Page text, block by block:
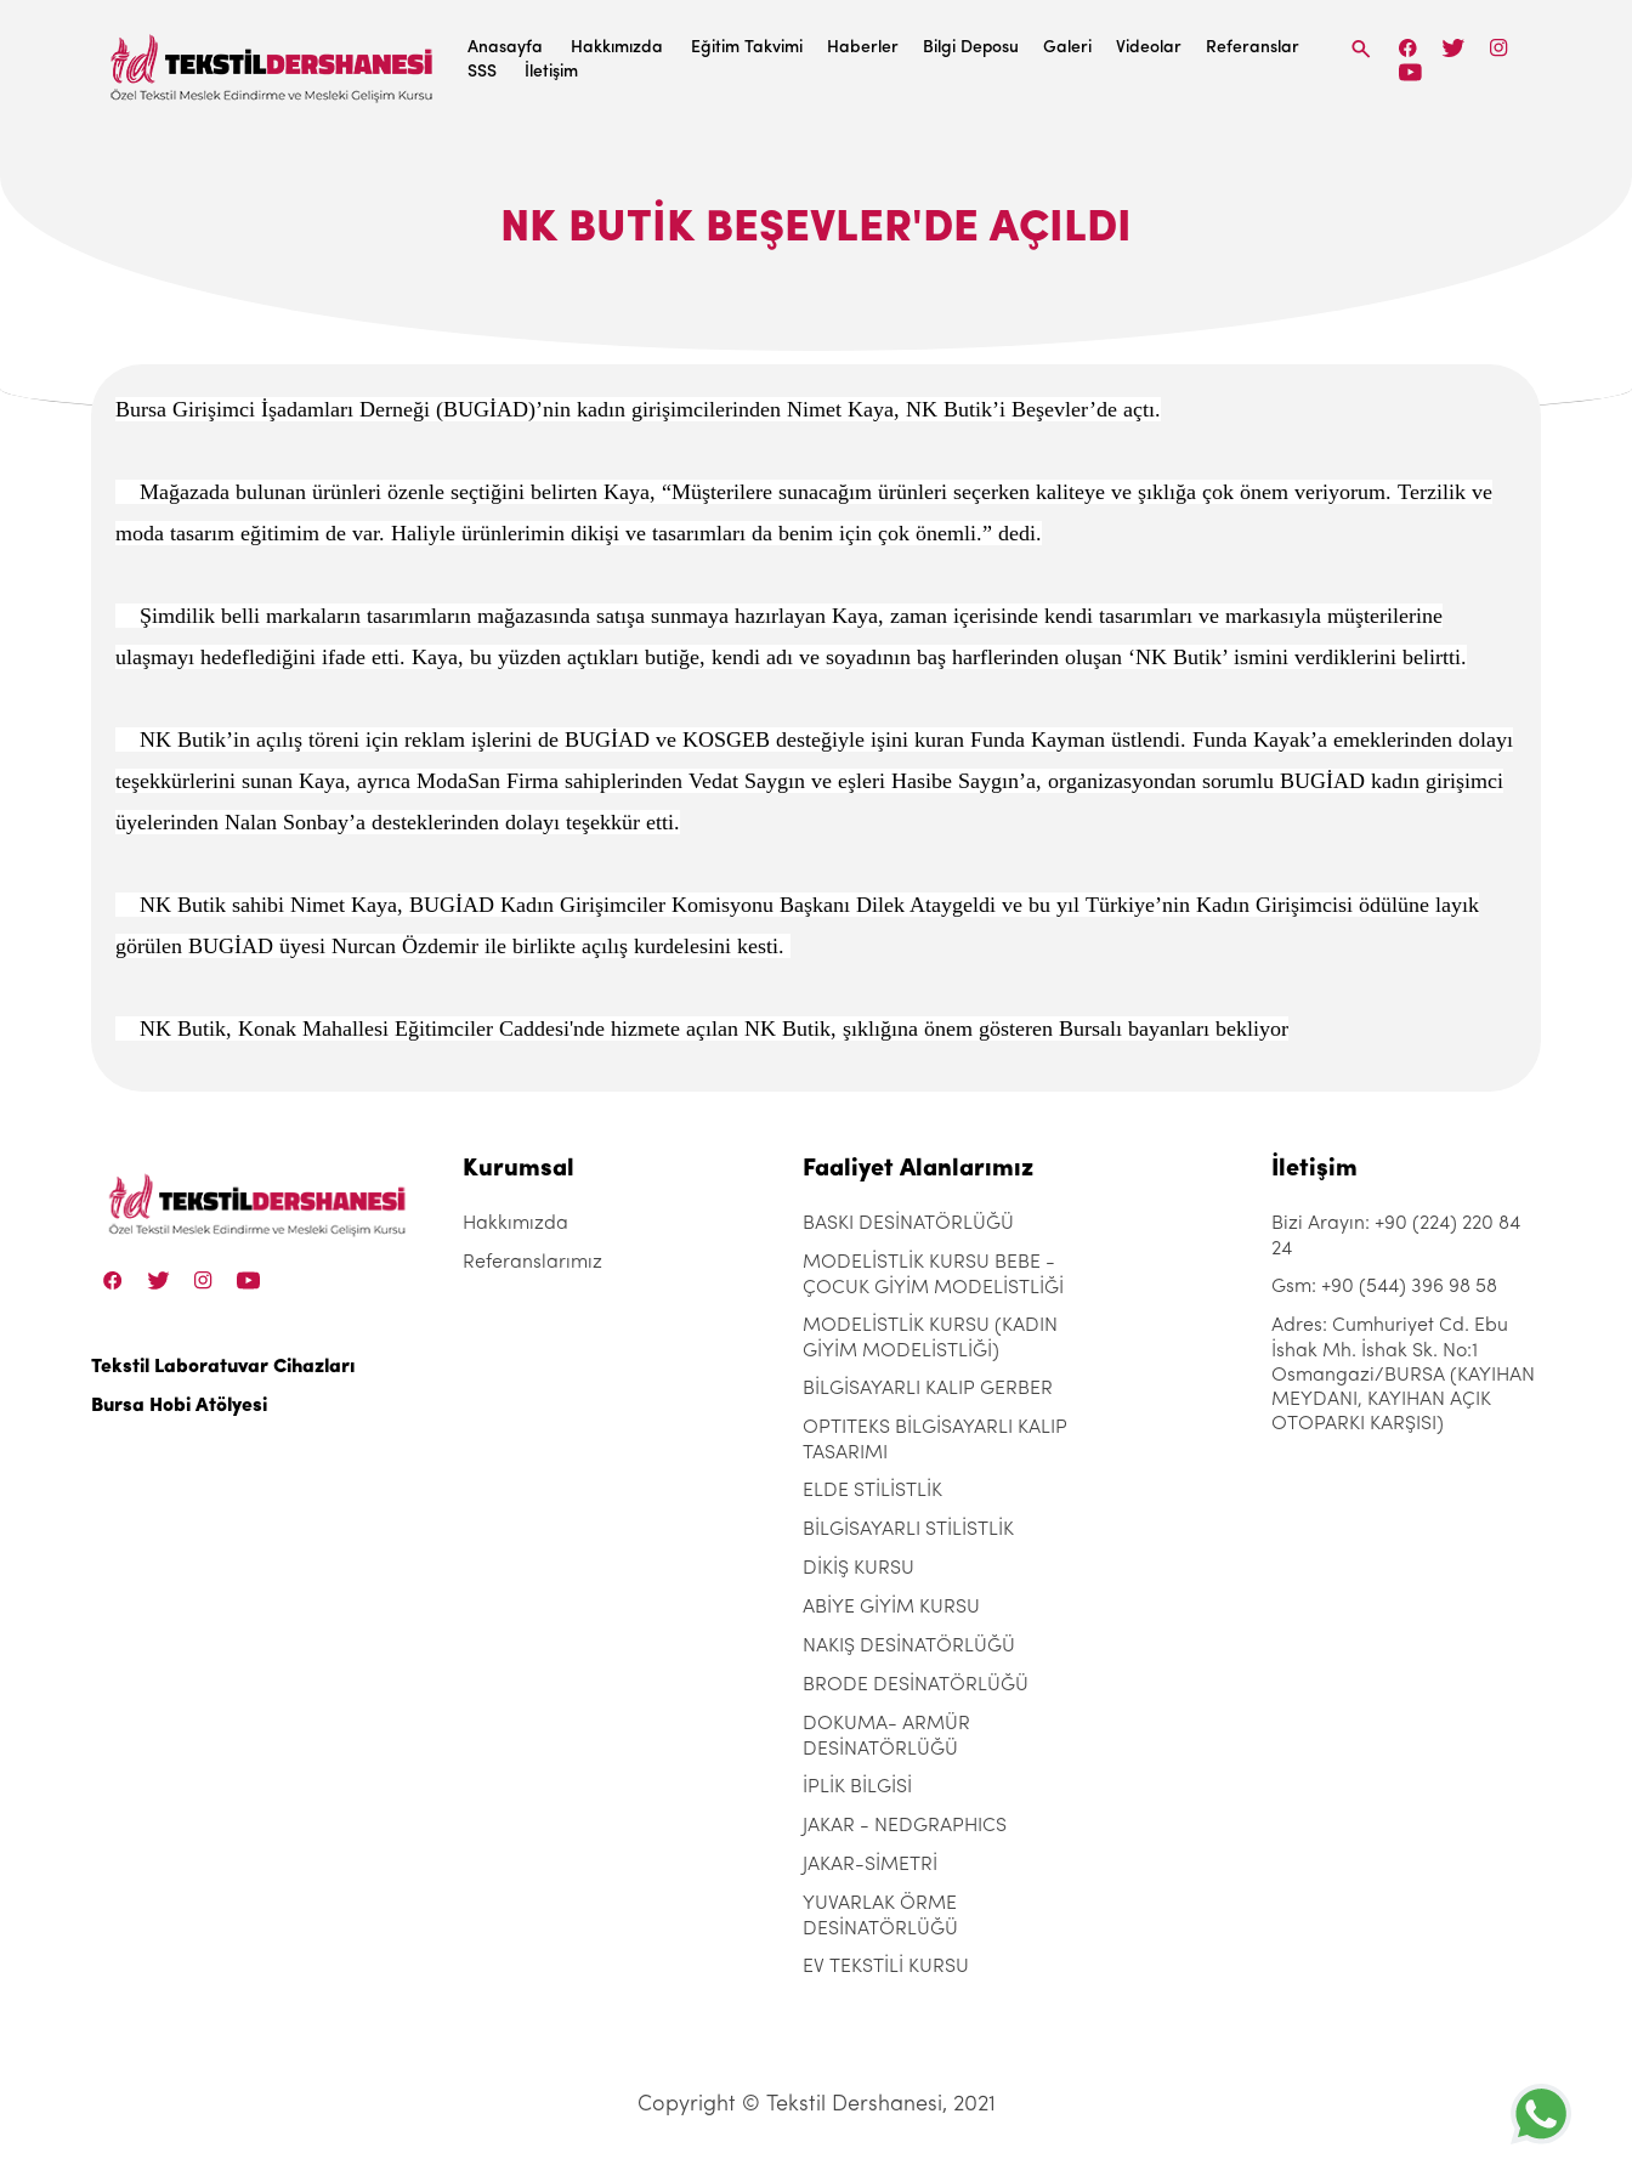
Anasayfa Hakkımızda Eğitim Takvimi Haberler Bilgi Deposu Galeri Videolar
Referanslar
SSS
İletişim
NK BUTİK BEŞEVLER'DE AÇILDI
Bursa Girişimci İşadamları Derneği (BUGİAD)’nin kadın girişimcilerinden Nimet Kaya, NK Butik’i Beşevler’de açtı.
Mağazada bulunan ürünleri özenle seçtiğini belirten Kaya, “Müşterilere sunacağım ürünleri seçerken kaliteye ve şıklığa çok önem veriyorum. Terzilik ve
moda tasarım eğitimim de var. Haliyle ürünlerimin dikişi ve tasarımları da benim için çok önemli.” dedi.
Şimdilik belli markaların tasarımların mağazasında satışa sunmaya hazırlayan Kaya, zaman içerisinde kendi tasarımları ve markasıyla müşterilerine
ulaşmayı hedeflediğini ifade etti. Kaya, bu yüzden açtıkları butiğe, kendi adı ve soyadının baş harflerinden oluşan ‘NK Butik’ ismini verdiklerini belirtti.
NK Butik’in açılış töreni için reklam işlerini de BUGİAD ve KOSGEB desteğiyle işini kuran Funda Kayman üstlendi. Funda Kayak’a emeklerinden dolayı
teşekkürlerini sunan Kaya, ayrıca ModaSan Firma sahiplerinden Vedat Saygın ve eşleri Hasibe Saygın’a, organizasyondan sorumlu BUGİAD kadın girişimci
üyelerinden Nalan Sonbay’a desteklerinden dolayı teşekkür etti.
NK Butik sahibi Nimet Kaya, BUGİAD Kadın Girişimciler Komisyonu Başkanı Dilek Ataygeldi ve bu yıl Türkiye’nin Kadın Girişimcisi ödülüne layık
görülen BUGİAD üyesi Nurcan Özdemir ile birlikte açılış kurdelesini kesti.
NK Butik, Konak Mahallesi Eğitimciler Caddesi'nde hizmete açılan NK Butik, şıklığına önem gösteren Bursalı bayanları bekliyor
Tekstil Laboratuvar Cihazları
Bursa Hobi Atölyesi
Kurumsal
Hakkımızda
Referanslarımız
Faaliyet Alanlarımız
BASKI DESİNATÖRLÜĞÜ
MODELİSTLİK KURSU BEBE -
ÇOCUK GİYİM MODELİSTLİĞİ
MODELİSTLİK KURSU (KADIN
GİYİM MODELİSTLİĞİ)
BİLGİSAYARLI KALIP GERBER
OPTITEKS BİLGİSAYARLI KALIP
TASARIMI
ELDE STİLİSTLİK
BİLGİSAYARLI STİLİSTLİK
DİKİŞ KURSU
ABİYE GİYİM KURSU
NAKIŞ DESİNATÖRLÜĞÜ
BRODE DESİNATÖRLÜĞÜ
DOKUMA- ARMÜR
DESİNATÖRLÜĞÜ
İPLİK BİLGİSİ
JAKAR - NEDGRAPHICS
JAKAR-SİMETRİ
YUVARLAK ÖRME
DESİNATÖRLÜĞÜ
EV TEKSTİLİ KURSU
İletişim
Bizi Arayın: +90 (224) 220 84
24
Gsm: +90 (544) 396 98 58
Adres: Cumhuriyet Cd. Ebu
İshak Mh. İshak Sk. No:1
Osmangazi/BURSA (KAYIHAN
MEYDANI, KAYIHAN AÇIK
OTOPARKI KARŞISI)
Copyright © Tekstil Dershanesi, 2021